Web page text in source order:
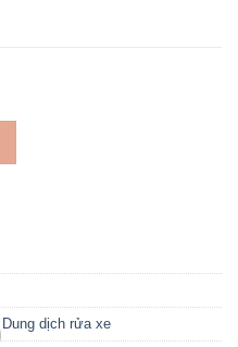
Dung dịch rửa xe